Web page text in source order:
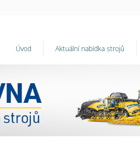
Úvod Aktuální nabídka strojů